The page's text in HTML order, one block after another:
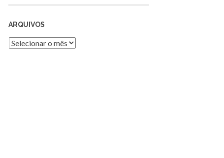
ARQUIVOS
Arquivos